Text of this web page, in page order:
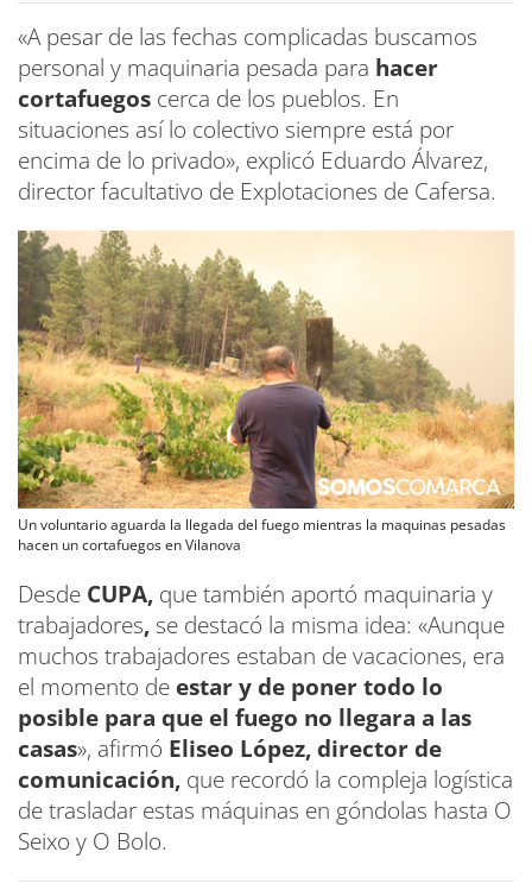
«A pesar de las fechas complicadas buscamos
personal y maquinaria pesada para hacer
cortafuegos cerca de los pueblos. En
situaciones así lo colectivo siempre está por
encima de lo privado», explicó Eduardo Álvarez,
director facultativo de Explotaciones de Cafersa.
Un voluntario aguarda la llegada del fuego mientras la maquinas pesadas
hacen un cortafuegos en Vilanova
Desde CUPA, que también aportó maquinaria y
trabajadores, se destacó la misma idea: «Aunque
muchos trabajadores estaban de vacaciones, era
el momento de estar y de poner todo lo
posible para que el fuego no llegara a las
casas», afirmó Eliseo López, director de
comunicación, que recordó la compleja logística
de trasladar estas máquinas en góndolas hasta O
Seixo y O Bolo.